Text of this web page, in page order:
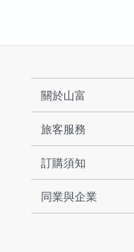
關於山富
旅客服務
訂購須知
同業與企業